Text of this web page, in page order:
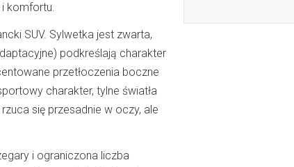
i komfortu.
SUV. Sylwetka jest zwarta,
podkreślają charakter
przetłoczenia boczne
charakter, tylne światła
się przesadnie w oczy, ale
i ograniczona liczba